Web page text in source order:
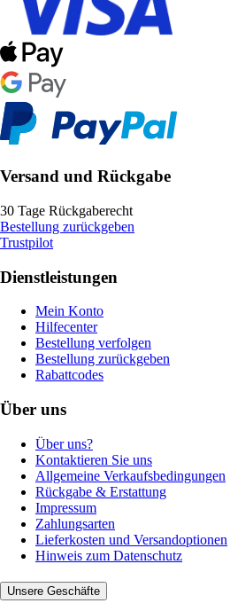
Versand und Rückgabe
30 Tage Rückgaberecht
Bestellung zurückgeben
Trustpilot
Dienstleistungen
Mein Konto
Hilfecenter
Bestellung verfolgen
Bestellung zurückgeben
Rabattcodes
Über uns
Über uns?
Kontaktieren Sie uns
Allgemeine Verkaufsbedingungen
Rückgabe & Erstattung
Impressum
Zahlungsarten
Lieferkosten und Versandoptionen
Hinweis zum Datenschutz
Unsere Geschäfte